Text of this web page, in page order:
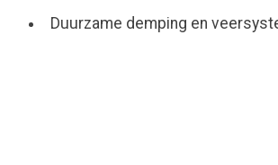
Duurzame demping en